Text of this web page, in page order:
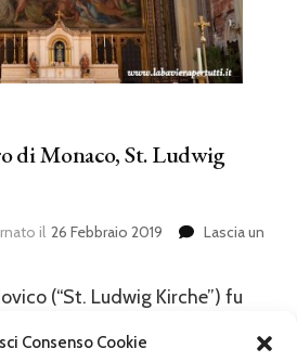
Consenso Cookie
di Monaco, St. Ludwig
il 26 Febbraio 2019
Lascia un
(“St. Ludwig Kirche”) fu